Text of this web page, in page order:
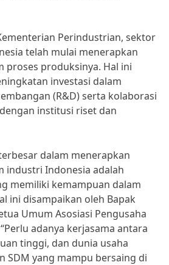
Perindustrian, sektor
telah mulai menerapkan
proses produksinya. Hal ini
investasi dalam
(R&D) serta kolaborasi
institusi riset dan
dalam menerapkan
industri Indonesia adalah
memiliki kemampuan dalam
ini disampaikan oleh Bapak
Umum Asosiasi Pengusaha
adanya kerjasama antara
tinggi, dan dunia usaha
SDM yang mampu bersaing di